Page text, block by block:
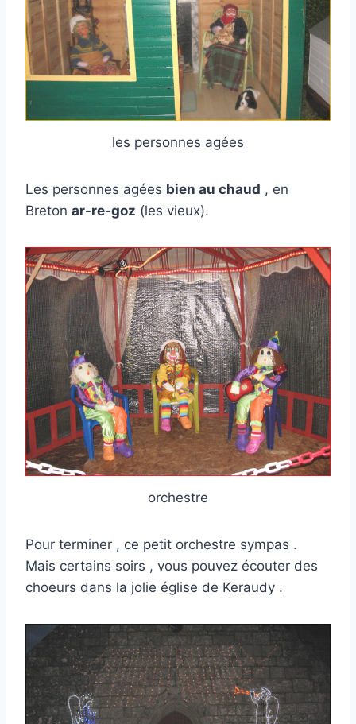
les personnes agées
Les personnes agées bien au chaud , en
Breton ar-re-goz (les vieux).
orchestre
Pour terminer , ce petit orchestre sympas .
Mais certains soirs , vous pouvez écouter des
choeurs dans la jolie église de Keraudy .